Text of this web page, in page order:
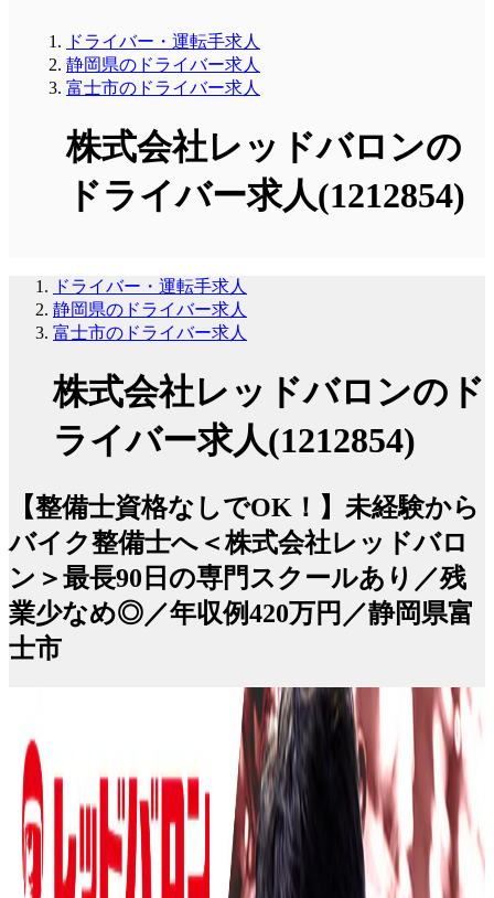
ドライバー・運転手求人
静岡県のドライバー求人
富士市のドライバー求人
株式会社レッドバロンの
ドライバー求人(1212854)
ドライバー・運転手求人
静岡県のドライバー求人
富士市のドライバー求人
株式会社レッドバロンのド
ライバー求人(1212854)
【整備士資格なしでOK！】未経験から
バイク整備士へ＜株式会社レッドバロ
ン＞最長90日の専門スクールあり／残
業少なめ◎／年収例420万円／静岡県富
士市